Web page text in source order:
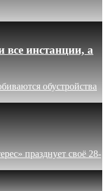
инстанции, а
обустройства
празднует своё 28-